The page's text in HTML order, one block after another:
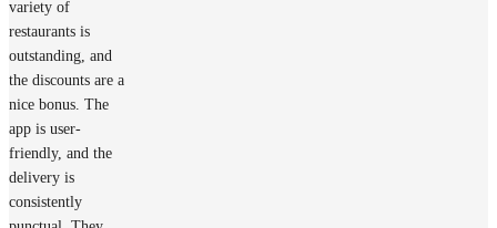
variety of
restaurants is
outstanding, and
the discounts are a
nice bonus. The
app is user-
friendly, and the
delivery is
consistently